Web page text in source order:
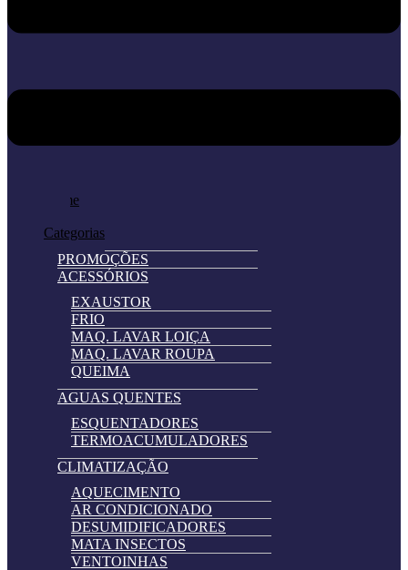
Home
Categorias
PROMOÇÕES
ACESSÓRIOS
EXAUSTOR
FRIO
MAQ. LAVAR LOIÇA
MAQ. LAVAR ROUPA
QUEIMA
AGUAS QUENTES
ESQUENTADORES
TERMOACUMULADORES
CLIMATIZAÇÃO
AQUECIMENTO
AR CONDICIONADO
DESUMIDIFICADORES
MATA INSECTOS
VENTOINHAS